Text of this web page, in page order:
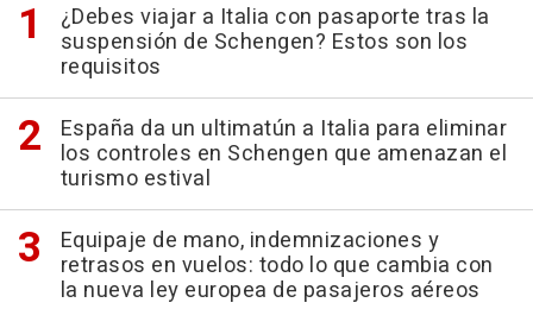
¿Debes viajar a Italia con pasaporte tras la
suspensión de Schengen? Estos son los
requisitos
España da un ultimatún a Italia para eliminar
los controles en Schengen que amenazan el
turismo estival
Equipaje de mano, indemnizaciones y
retrasos en vuelos: todo lo que cambia con
la nueva ley europea de pasajeros aéreos